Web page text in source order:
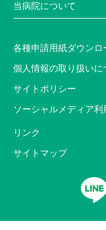
当病院について
各種申請用紙ダウンロ
個人情報の取り扱いに
サイトポリシー
ソーシャルメディア利
リンク
サイトマップ